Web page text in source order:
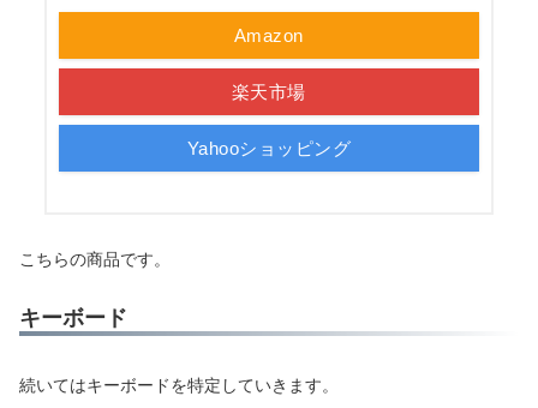
Amazon
楽天市場
Yahooショッピング
こちらの商品です。
キーボード
続いてはキーボードを特定していきます。